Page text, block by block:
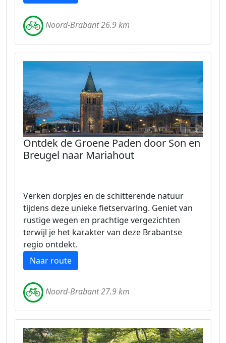
Noord-Brabant 26.9 km
Ontdek de Groene Paden door Son en
Breugel naar Mariahout
Verken dorpjes en de schitterende natuur
tijdens deze unieke fietservaring. Geniet van
rustige wegen en prachtige vergezichten
terwijl je het karakter van deze Brabantse
regio ontdekt.
Naar route
Noord-Brabant 27.9 km